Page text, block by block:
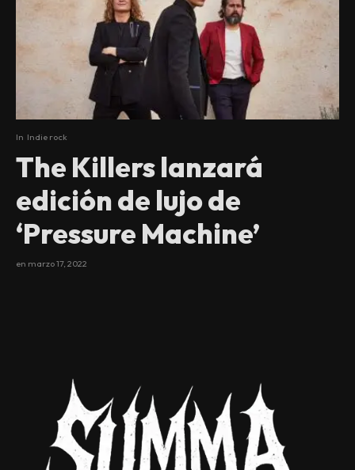
In Indie rock
The Killers lanzará
edición de lujo de
‘Pressure Machine’
en marzo 17, 2022